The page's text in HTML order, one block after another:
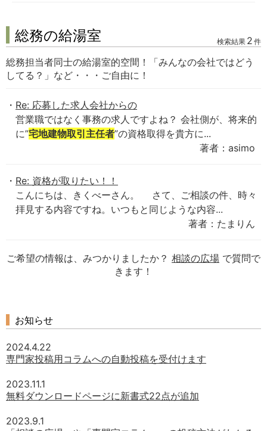
総務の給湯室 検索結果 2 件
総務担当者同士の給湯室的空間！「みんなの会社ではどう
してる？」など・・・ご自由に！
Re: 応募した求人会社からの
営業職ではなく事務の求人ですよね？ 会社側が、将来的
に”宅地建物取引主任者”の資格取得を貴方に...
著者：asimo
Re: 資格が取りたい！！
こんにちは、きくべーさん。 さて、ご相談の件、時々
拝見する内容ですね。いつもと同じような内容...
著者：たまりん
ご希望の情報は、みつかりましたか？ 相談の広場 で質問で
きます！
お知らせ
2024.4.22
専門家投稿用コラムへの自動投稿を受付けます
2023.11.1
無料ダウンロードページに新書式22点が追加
2023.9.1